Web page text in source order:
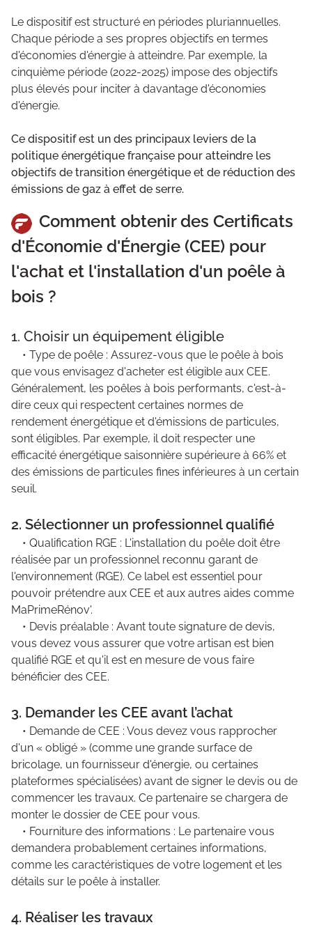
Le dispositif est structuré en périodes pluriannuelles.
Chaque période a ses propres objectifs en termes
d'économies d'énergie à atteindre. Par exemple, la
cinquième période (2022-2025) impose des objectifs
plus élevés pour inciter à davantage d'économies
d'énergie.
Ce dispositif est un des principaux leviers de la
politique énergétique française pour atteindre les
objectifs de transition énergétique et de réduction des
émissions de gaz à effet de serre.
Comment obtenir des Certificats
d'Économie d'Énergie (CEE) pour
l'achat et l'installation d'un poêle à
bois ?
1. Choisir un équipement éligible
• Type de poêle : Assurez-vous que le poêle à bois
que vous envisagez d'acheter est éligible aux CEE.
Généralement, les poêles à bois performants, c'est-à-
dire ceux qui respectent certaines normes de
rendement énergétique et d'émissions de particules,
sont éligibles. Par exemple, il doit respecter une
efficacité énergétique saisonnière supérieure à 66% et
des émissions de particules fines inférieures à un certain
seuil.
2. Sélectionner un professionnel qualifié
• Qualification RGE : L'installation du poêle doit être
réalisée par un professionnel reconnu garant de
l'environnement (RGE). Ce label est essentiel pour
pouvoir prétendre aux CEE et aux autres aides comme
MaPrimeRénov'.
• Devis préalable : Avant toute signature de devis,
vous devez vous assurer que votre artisan est bien
qualifié RGE et qu'il est en mesure de vous faire
bénéficier des CEE.
3. Demander les CEE avant l’achat
• Demande de CEE : Vous devez vous rapprocher
d'un « obligé » (comme une grande surface de
bricolage, un fournisseur d'énergie, ou certaines
plateformes spécialisées) avant de signer le devis ou de
commencer les travaux. Ce partenaire se chargera de
monter le dossier de CEE pour vous.
• Fourniture des informations : Le partenaire vous
demandera probablement certaines informations,
comme les caractéristiques de votre logement et les
détails sur le poêle à installer.
4. Réaliser les travaux